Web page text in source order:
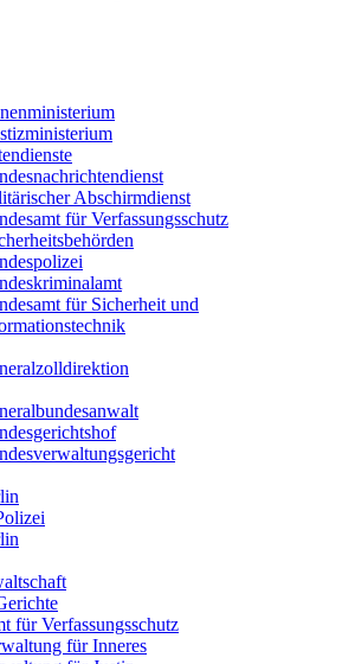
Abschirmdienst
für Verfassungsschutz
für Sicherheit und
für Verfassungsschutz
für Inneres